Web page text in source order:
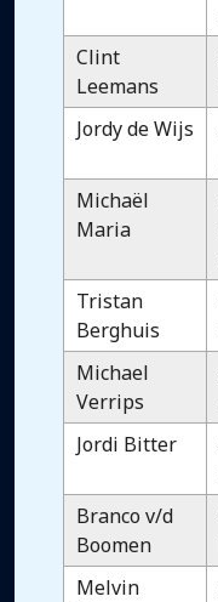
Clint
Leemans
Jordy de Wijs
Michaël
Maria
Tristan
Berghuis
Michael
Verrips
Jordi Bitter
Branco v/d
Boomen
Melvin